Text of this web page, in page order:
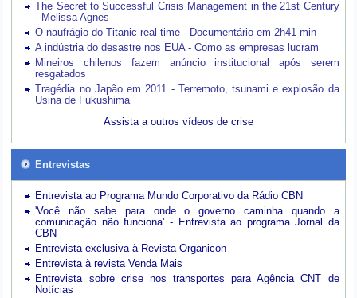
The Secret to Successful Crisis Management in the 21st Century
- Melissa Agnes
O naufrágio do Titanic real time - Documentário em 2h41 min
A indústria do desastre nos EUA - Como as empresas lucram
Mineiros chilenos fazem anúncio institucional após serem
resgatados
Tragédia no Japão em 2011 - Terremoto, tsunami e explosão da
Usina de Fukushima
Assista a outros vídeos de crise
Entrevistas
Entrevista ao Programa Mundo Corporativo da Rádio CBN
'Você não sabe para onde o governo caminha quando a
comunicação não funciona' - Entrevista ao programa Jornal da
CBN
Entrevista exclusiva à Revista Organicon
Entrevista à revista Venda Mais
Entrevista sobre crise nos transportes para Agência CNT de
Notícias